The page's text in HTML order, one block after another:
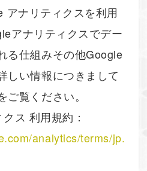
アナリティクスを利用
アナリティクスでデー
る仕組みその他Google
しい情報につきまして
覧ください。
ス 利用規約：
analytics/terms/jp.